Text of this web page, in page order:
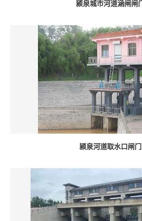
颍泉城市河道涵闸闸门
颍泉河道取水口闸门